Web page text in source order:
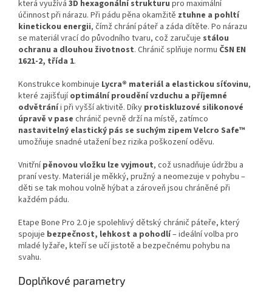
která využívá 3D hexagonální strukturu pro maximální
účinnost při nárazu. Při pádu pěna okamžitě ztuhne a pohltí
kinetickou energii, čímž chrání páteř a záda dítěte. Po nárazu
se materiál vrací do původního tvaru, což zaručuje stálou
ochranu a dlouhou životnost. Chránič splňuje normu ČSN EN
1621-2, třída 1.
Konstrukce kombinuje Lycra® materiál a elastickou síťovinu,
které zajišťujíoptimální proudění vzduchu a příjemné
odvětráníi při vyšší aktivitě. Díky protiskluzové silikonové
úpravě v pase chránič pevně drží na místě, zatímco
nastavitelný elastický pás se suchým zipem Velcro Safe™
umožňuje snadné utažení bez rizika poškození oděvu.
Vnitřnípěnovou vložku lze vyjmout, což usnadňuje údržbu a
praní vesty. Materiál je měkký, pružný a neomezuje v pohybu –
děti se tak mohou volně hýbat a zároveň jsou chráněné při
každém pádu.
Etape Bone Pro 2.0 je spolehlivý dětský chránič páteře, který
spojuje bezpečnost, lehkost a pohodlí– ideální volba pro
mladé lyžaře, kteří se učí jistotě a bezpečnému pohybu na
svahu.
Doplňkové parametry